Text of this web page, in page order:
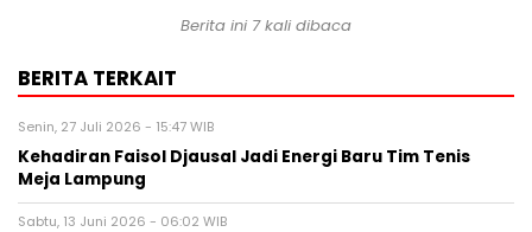
Berita ini 7 kali dibaca
BERITA TERKAIT
Senin, 27 Juli 2026 - 15:47 WIB
Kehadiran Faisol Djausal Jadi Energi Baru Tim Tenis
Meja Lampung
Sabtu, 13 Juni 2026 - 06:02 WIB